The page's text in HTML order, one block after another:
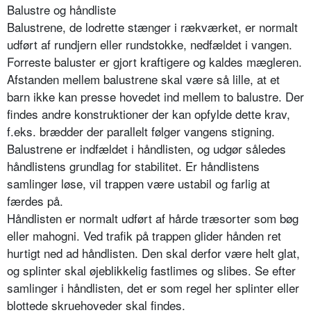
Balustre og håndliste
Balustrene, de lodrette stænger i rækværket, er normalt
udført af rundjern eller rundstokke, nedfældet i vangen.
Forreste baluster er gjort kraftigere og kaldes mægleren.
Afstanden mellem balustrene skal være så lille, at et
barn ikke kan presse hovedet ind mellem to balustre. Der
findes andre konstruktioner der kan opfylde dette krav,
f.eks. brædder der parallelt følger vangens stigning.
Balustrene er indfældet i håndlisten, og udgør således
håndlistens grundlag for stabilitet. Er håndlistens
samlinger løse, vil trappen være ustabil og farlig at
færdes på.
Håndlisten er normalt udført af hårde træsorter som bøg
eller mahogni. Ved trafik på trappen glider hånden ret
hurtigt ned ad håndlisten. Den skal derfor være helt glat,
og splinter skal øjeblikkelig fastlimes og slibes. Se efter
samlinger i håndlisten, det er som regel her splinter eller
blottede skruehoveder skal findes.